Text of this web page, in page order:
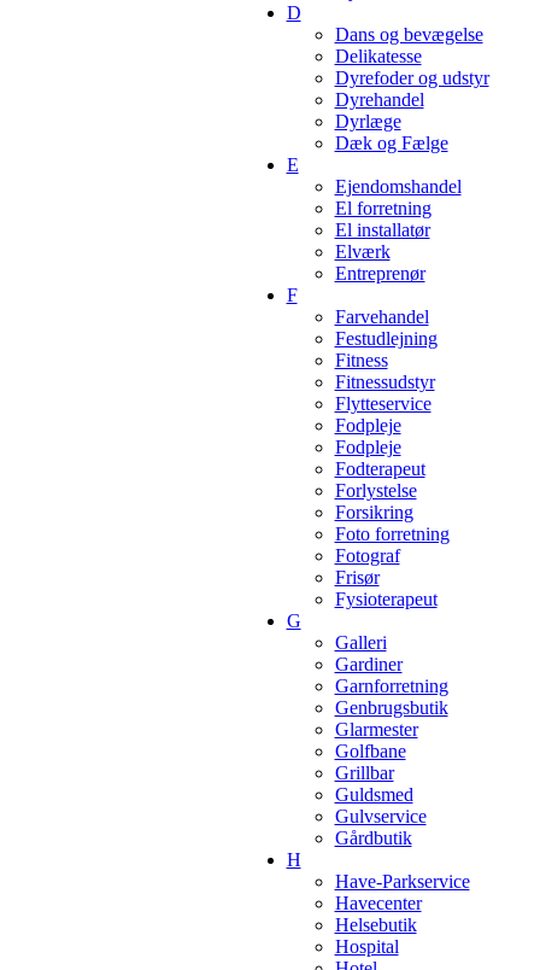
D
Dans og bevægelse
Delikatesse
Dyrefoder og udstyr
Dyrehandel
Dyrlæge
Dæk og Fælge
E
Ejendomshandel
El forretning
El installatør
Elværk
Entreprenør
F
Farvehandel
Festudlejning
Fitness
Fitnessudstyr
Flytteservice
Fodpleje
Fodpleje
Fodterapeut
Forlystelse
Forsikring
Foto forretning
Fotograf
Frisør
Fysioterapeut
G
Galleri
Gardiner
Garnforretning
Genbrugsbutik
Glarmester
Golfbane
Grillbar
Guldsmed
Gulvservice
Gårdbutik
H
Have-Parkservice
Havecenter
Helsebutik
Hospital